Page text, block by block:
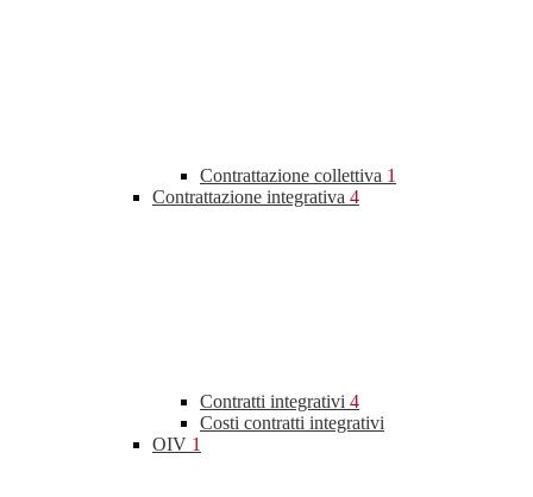
Contrattazione collettiva 1
Contrattazione integrativa 4
Contratti integrativi 4
Costi contratti integrativi
OIV 1